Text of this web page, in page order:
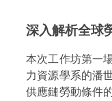
深入解析全球
本次工作坊第一
力資源學系的潘
供應鏈勞動條件